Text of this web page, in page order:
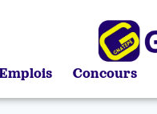
Concours